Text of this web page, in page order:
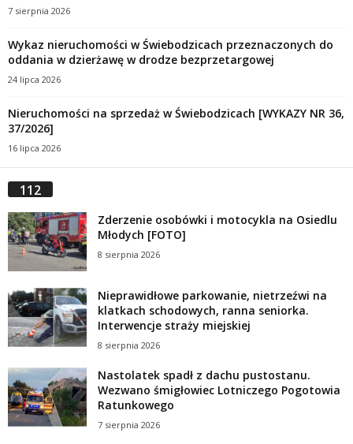
7 sierpnia 2026
Wykaz nieruchomości w Świebodzicach przeznaczonych do
oddania w dzierżawę w drodze bezprzetargowej
24 lipca 2026
Nieruchomości na sprzedaż w Świebodzicach [WYKAZY NR 36,
37/2026]
16 lipca 2026
112
Zderzenie osobówki i motocykla na Osiedlu
Młodych [FOTO]
8 sierpnia 2026
Nieprawidłowe parkowanie, nietrzeźwi na
klatkach schodowych, ranna seniorka.
Interwencje straży miejskiej
8 sierpnia 2026
Nastolatek spadł z dachu pustostanu.
Wezwano śmigłowiec Lotniczego Pogotowia
Ratunkowego
7 sierpnia 2026